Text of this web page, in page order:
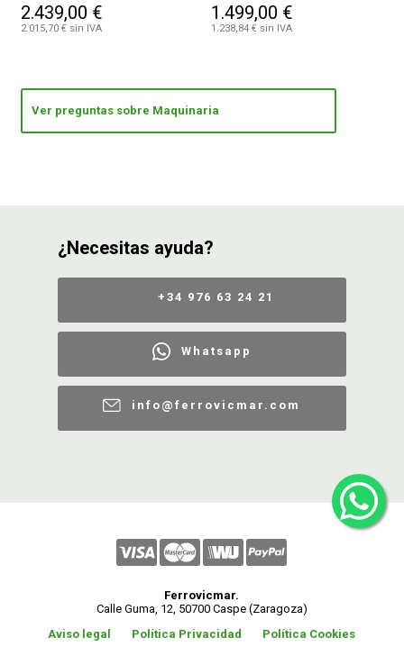
2.439,00 €
2.015,70 € sin IVA
1.499,00 €
1.238,84 € sin IVA
Ver preguntas sobre Maquinaria
¿Necesitas ayuda?
+34 976 63 24 21
Whatsapp
info@ferrovicmar.com
Ferrovicmar.
Calle Guma, 12, 50700 Caspe (Zaragoza)
Aviso legal
Política Privacidad Política Cookies